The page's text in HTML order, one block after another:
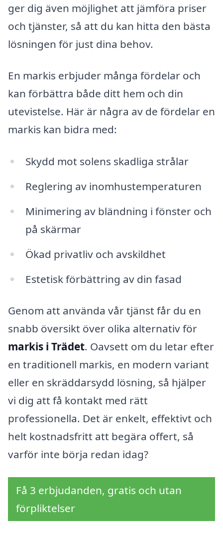
ger dig även möjlighet att jämföra priser
och tjänster, så att du kan hitta den bästa
lösningen för just dina behov.
En markis erbjuder många fördelar och
kan förbättra både ditt hem och din
utevistelse. Här är några av de fördelar en
markis kan bidra med:
Skydd mot solens skadliga strålar
Reglering av inomhustemperaturen
Minimering av bländning i fönster och
på skärmar
Ökad privatliv och avskildhet
Estetisk förbättring av din fasad
Genom att använda vår tjänst får du en
snabb översikt över olika alternativ för
markis i Trädet. Oavsett om du letar efter
en traditionell markis, en modern variant
eller en skräddarsydd lösning, så hjälper
vi dig att få kontakt med rätt
professionella. Det är enkelt, effektivt och
helt kostnadsfritt att begära offert, så
varför inte börja redan idag?
Få 3 erbjudanden, gratis och utan
förpliktelser